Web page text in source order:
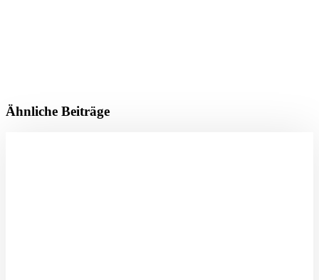
Ähnliche Beiträge